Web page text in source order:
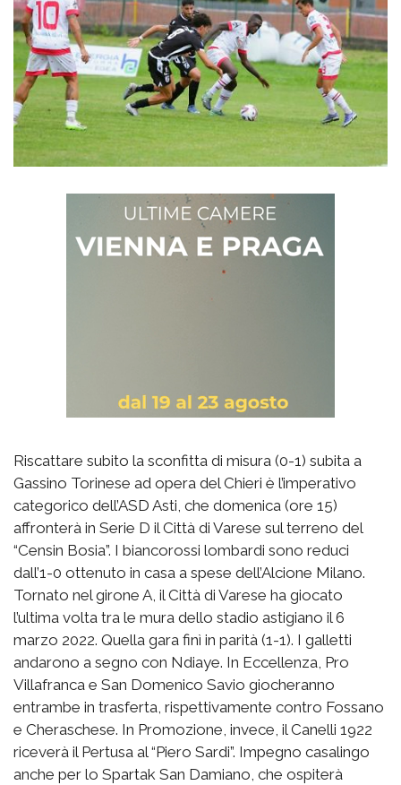
Riscattare subito la sconfitta di misura (0-1) subita a
Gassino Torinese ad opera del Chieri è l’imperativo
categorico dell’ASD Asti, che domenica (ore 15)
affronterà in Serie D il Città di Varese sul terreno del
“Censin Bosia”. I biancorossi lombardi sono reduci
dall’1-0 ottenuto in casa a spese dell’Alcione Milano.
Tornato nel girone A, il Città di Varese ha giocato
l’ultima volta tra le mura dello stadio astigiano il 6
marzo 2022. Quella gara finì in parità (1-1). I galletti
andarono a segno con Ndiaye. In Eccellenza, Pro
Villafranca e San Domenico Savio giocheranno
entrambe in trasferta, rispettivamente contro Fossano
e Cheraschese. In Promozione, invece, il Canelli 1922
riceverà il Pertusa al “Piero Sardi”. Impegno casalingo
anche per lo Spartak San Damiano, che ospiterà